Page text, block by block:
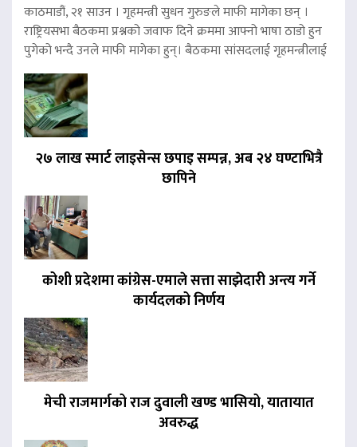
काठमाडौं, २१ साउन । गृहमन्त्री सुधन गुरुङले माफी मागेका छन् ।
राष्ट्रियसभा बैठकमा प्रश्नको जवाफ दिने क्रममा आफ्नो भाषा ठाडो हुन
पुगेको भन्दै उनले माफी मागेका हुन्। बैठकमा सांसदलाई गृहमन्त्रीलाई
२७ लाख स्मार्ट लाइसेन्स छपाइ सम्पन्न, अब २४ घण्टाभित्रै
छापिने
कोशी प्रदेशमा कांग्रेस-एमाले सत्ता साझेदारी अन्त्य गर्ने
कार्यदलको निर्णय
मेची राजमार्गको राज दुवाली खण्ड भासियो, यातायात
अवरुद्ध